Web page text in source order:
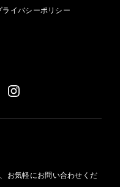
ライバシーポリシー
お気軽にお問い合わせくだ